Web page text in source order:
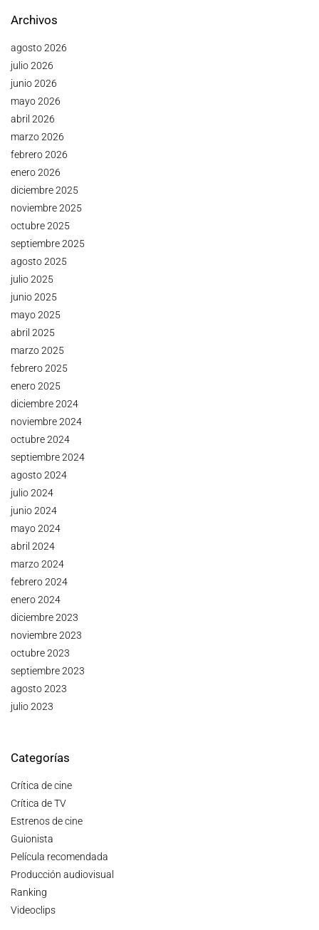
Archivos
agosto 2026
julio 2026
junio 2026
mayo 2026
abril 2026
marzo 2026
febrero 2026
enero 2026
diciembre 2025
noviembre 2025
octubre 2025
septiembre 2025
agosto 2025
julio 2025
junio 2025
mayo 2025
abril 2025
marzo 2025
febrero 2025
enero 2025
diciembre 2024
noviembre 2024
octubre 2024
septiembre 2024
agosto 2024
julio 2024
junio 2024
mayo 2024
abril 2024
marzo 2024
febrero 2024
enero 2024
diciembre 2023
noviembre 2023
octubre 2023
septiembre 2023
agosto 2023
julio 2023
Categorías
Crítica de cine
Crítica de TV
Estrenos de cine
Guionista
Película recomendada
Producción audiovisual
Ranking
Videoclips